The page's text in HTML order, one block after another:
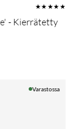
★★★★★
- Kierrätetty
Varastossa